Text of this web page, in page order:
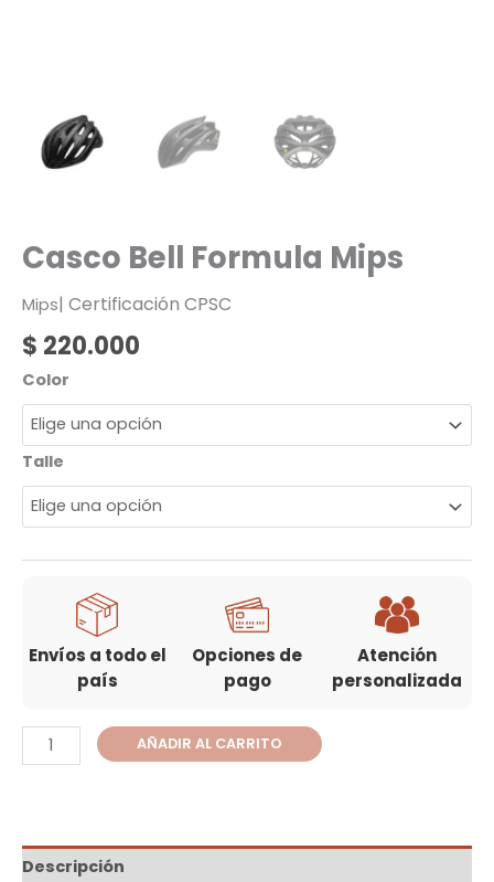
Casco Bell Formula Mips
Mips| Certificación CPSC
$ 220.000
Color
Talle
Envíos a todo el
país
Opciones de
pago
Atención
personalizada
AÑADIR AL CARRITO
Descripción